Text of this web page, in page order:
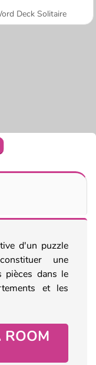
Deck Solitaire
d'un puzzle
une
pièces dans le
et les
ROOM